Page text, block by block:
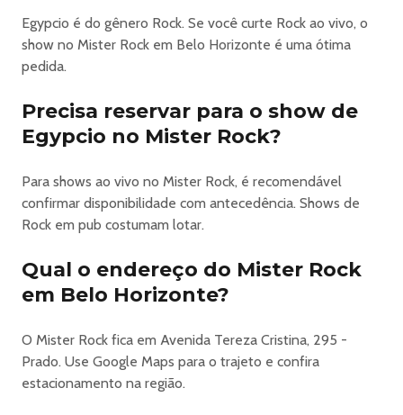
Egypcio é do gênero Rock. Se você curte Rock ao vivo, o
show no Mister Rock em Belo Horizonte é uma ótima
pedida.
Precisa reservar para o show de
Egypcio no Mister Rock?
Para shows ao vivo no Mister Rock, é recomendável
confirmar disponibilidade com antecedência. Shows de
Rock em pub costumam lotar.
Qual o endereço do Mister Rock
em Belo Horizonte?
O Mister Rock fica em Avenida Tereza Cristina, 295 -
Prado. Use Google Maps para o trajeto e confira
estacionamento na região.